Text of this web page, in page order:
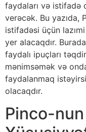
faydaları və istifadə
verəcək. Bu yazıda,
istifadəsi üçün
yer alacaqdır.
faydalı ipuçları
mənimsəmək və
faydalanmaq
olacaqdır.
Pinco-